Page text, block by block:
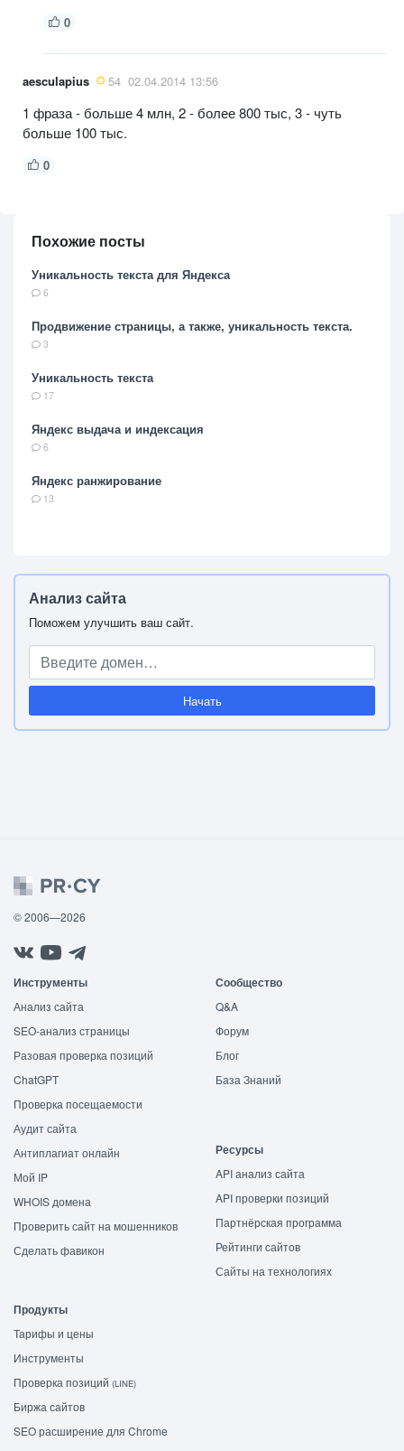
0
aesculapius 54 02.04.2014 13:56
1 фраза - больше 4 млн, 2 - более 800 тыс, 3 - чуть
больше 100 тыс.
0
Похожие посты
Уникальность текста для Яндекса
6
Продвижение страницы, а также, уникальность текста.
3
Уникальность текста
17
Яндекс выдача и индексация
6
Яндекс ранжирование
13
Анализ сайта
Поможем улучшить ваш сайт.
Начать
© 2006—2026
Инструменты
Анализ сайта
SEO-анализ страницы
Разовая проверка позиций
ChatGPT
Проверка посещаемости
Аудит сайта
Антиплагиат онлайн
Мой IP
WHOIS домена
Проверить сайт на мошенников
Сделать фавикон
Сообщество
Q&A
Форум
Блог
База Знаний
Ресурсы
API анализ сайта
API проверки позиций
Партнёрская программа
Рейтинги сайтов
Сайты на технологиях
Продукты
Тарифы и цены
Инструменты
Проверка позиций (LINE)
Биржа сайтов
SEO расширение для Chrome